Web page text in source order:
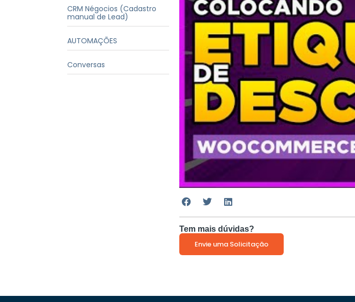
CRM Négocios (Cadastro
manual de Lead)
AUTOMAÇÕES
Conversas
Tem mais dúvidas?
Envie uma Solicitação